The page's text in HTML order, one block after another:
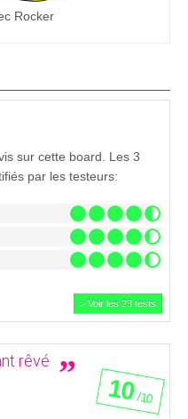
Rocker
sur cette board. Les 3
par les testeurs:
> Voir les 23 tests
rêvé
10/ 10